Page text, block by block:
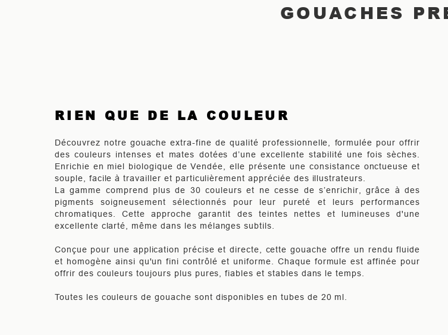
GOUACHES
RIEN QUE DE LA COULEUR
Découvrez notre gouache extra-fine de qualité professionnelle, formulée pour offrir
des couleurs intenses et mates dotées d’une excellente stabilité une fois sèches.
Enrichie en miel biologique de Vendée, elle présente une consistance onctueuse et
souple, facile à travailler et particulièrement appréciée des illustrateurs.
La gamme comprend plus de 30 couleurs et ne cesse de s’enrichir, grâce à des
pigments soigneusement sélectionnés pour leur pureté et leurs performances
chromatiques. Cette approche garantit des teintes nettes et lumineuses d'une
excellente clarté, même dans les mélanges subtils.
Conçue pour une application précise et directe, cette gouache offre un rendu fluide
et homogène ainsi qu'un fini contrôlé et uniforme. Chaque formule est affinée pour
offrir des couleurs toujours plus pures, fiables et stables dans le temps.
Toutes les couleurs de gouache sont disponibles en tubes de 20 ml.